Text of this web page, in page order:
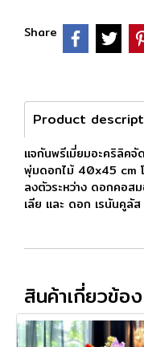
Share
Product
แจกันพรีเมี่ยมอะคริลิคจั
พุ่มดอกไม้ 40x45 cm
ลงตัวระหว่าง ดอกคอส
เลีย และ ดอก เรนันคูลัส
สินค้าเกี่ยวข้อง